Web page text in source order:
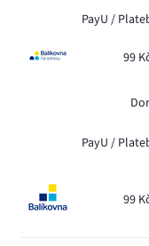
PayU /
99
PayU /
99